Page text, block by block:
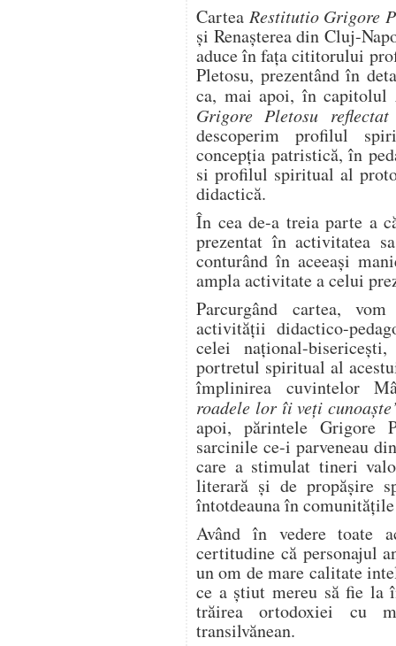
Cartea Restitutio Grigore
şi Renaşterea din Cluj-
aduce în faţa cititorului
Pletosu, prezentând în
ca, mai apoi, în capitolul
Grigore Pletosu
descoperim profilul
concepția patristică, în
si profilul spiritual al
didactică.
În cea de-a treia parte a
prezentat în activitatea
conturând în aceeaşi
ampla activitate a celui
Parcurgând cartea,
activității didactico-
celei național-
portretul spiritual al
împlinirea cuvintelor
roadele lor îi veți
apoi, părintele Grigore
sarcinile ce-i parveneau
care a stimulat tineri
literară și de propășire
întotdeauna în
Având în vedere toate
certitudine că personajul
un om de mare calitate
ce a știut mereu să fie la
trăirea ortodoxiei cu
transilvănean.